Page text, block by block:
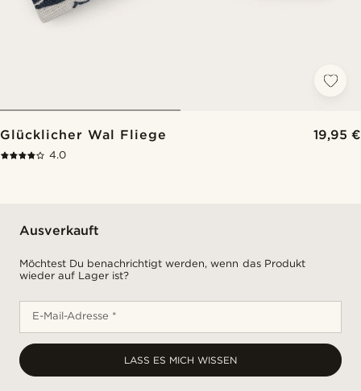
Glücklicher Wal Fliege 19,95 €
4.0
Ausverkauft
Möchtest Du benachrichtigt werden, wenn das Produkt
wieder auf Lager ist?
E-Mail-Adresse *
LASS ES MICH WISSEN